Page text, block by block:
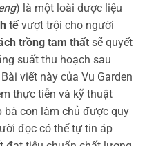
) là một loài dược liệu
tếvượt trội cho người
trồng tam thất sẽ quyết
suất thu hoạch sau
viết này của Vu Garden
thực tiễn và kỹ thuật
bà con làm chủ được quy
đọc có thể tự tin áp